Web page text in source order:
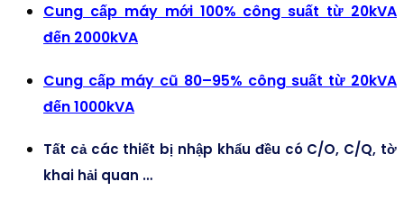
Cung cấp máy mới 100% công suất từ 20kVA
đến 2000kVA
Cung cấp máy cũ 80–95% công suất từ 20kVA
đến 1000kVA
Tất cả các thiết bị nhập khẩu đều có C/O, C/Q, tờ
khai hải quan …